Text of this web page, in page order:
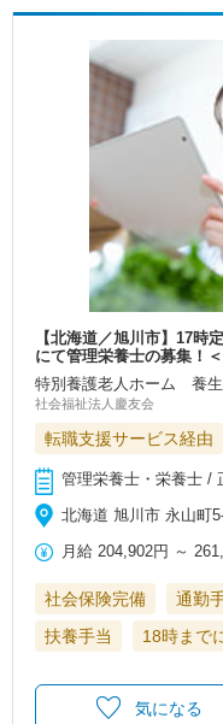
【北海道／旭川市】17
にて管理栄養士の募集！
特別養護老人ホーム 養生
社会福祉法人慶友会
転職支援サービス経由
管理栄養士・栄養士 /
北海道 旭川市 永山町
月給 204,902円 ～
社会保険完備 通勤
扶養手当
18時まで
気になる